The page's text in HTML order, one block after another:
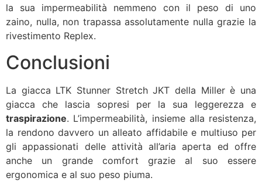
la sua impermeabilità nemmeno con il peso di uno
zaino, nulla, non trapassa assolutamente nulla grazie la
rivestimento Replex.
Conclusioni
La giacca LTK Stunner Stretch JKT della Miller è una
giacca che lascia sopresi per la sua leggerezza e
traspirazione. L’impermeabilità, insieme alla resistenza,
la rendono davvero un alleato affidabile e multiuso per
gli appassionati delle attività all’aria aperta ed offre
anche un grande comfort grazie al suo essere
ergonomica e al suo peso piuma.